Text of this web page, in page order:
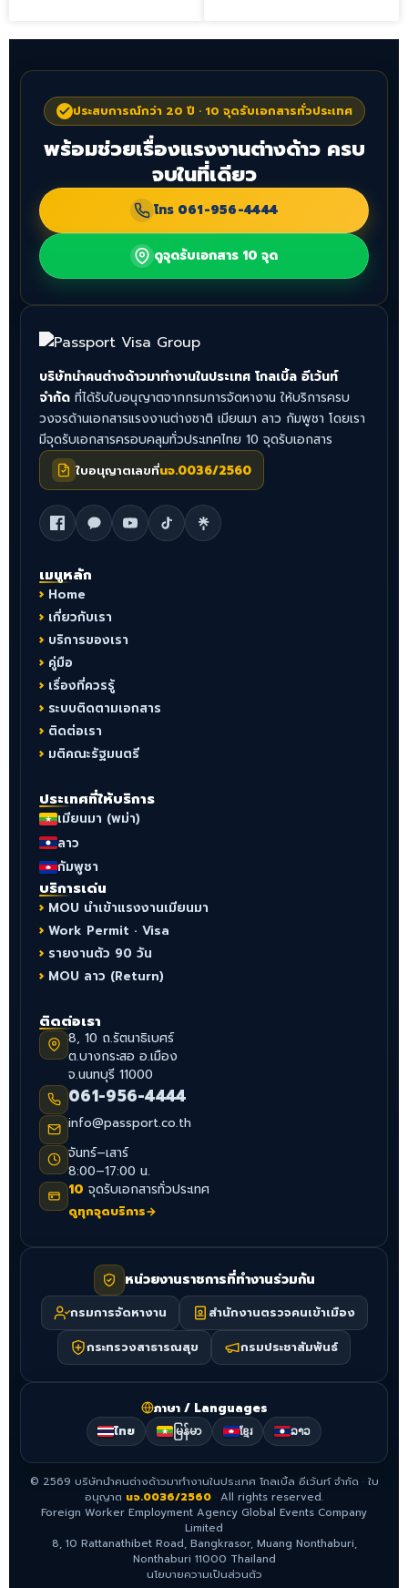
ประสบการณ์กว่า 20 ปี · 10 จุดรับเอกสารทั่วประเทศ
พร้อมช่วยเรื่องแรงงานต่างด้าว ครบ
จบในที่เดียว
โทร 061-956-4444
ดูจุดรับเอกสาร 10 จุด
บริษัทนำคนต่างด้าวมาทำงานในประเทศ โกลเบิ้ล อีเว้นท์
จำกัด ที่ได้รับใบอนุญาตจากกรมการจัดหางาน ให้บริการครบ
วงจรด้านเอกสารแรงงานต่างชาติ เมียนมา ลาว กัมพูชา โดยเรา
มีจุดรับเอกสารครอบคลุมทั่วประเทศไทย 10 จุดรับเอกสาร
ใบอนุญาตเลขที่นจ.0036/2560
เมนูหลัก
Home
เกี่ยวกับเรา
บริการของเรา
คู่มือ
เรื่องที่ควรรู้
ระบบติดตามเอกสาร
ติดต่อเรา
มติคณะรัฐมนตรี
ประเทศที่ให้บริการ
เมียนมา (พม่า)
ลาว
กัมพูชา
บริการเด่น
MOU นำเข้าแรงงานเมียนมา
Work Permit · Visa
รายงานตัว 90 วัน
MOU ลาว (Return)
ติดต่อเรา
8, 10 ถ.รัตนาธิเบศร์
ต.บางกระสอ อ.เมือง
จ.นนทบุรี 11000
061-956-4444
info@passport.co.th
จันทร์–เสาร์
8:00–17:00 น.
10 จุดรับเอกสารทั่วประเทศ
ดูทุกจุดบริการ→
หน่วยงานราชการที่ทำงานร่วมกัน
กรมการจัดหางาน
สำนักงานตรวจคนเข้าเมือง
กระทรวงสาธารณสุข
กรมประชาสัมพันธ์
ภาษา / Languages
ไทย မြန်မာ ខ្មែរ ລາວ
© 2569 บริษัทนำคนต่างด้าวมาทำงานในประเทศ โกลเบิ้ล อีเว้นท์ จำกัด ·ใบ
อนุญาต นจ.0036/2560 · All rights reserved.
Foreign Worker Employment Agency Global Events Company
Limited
8, 10 Rattanathibet Road, Bangkrasor, Muang Nonthaburi,
Nonthaburi 11000 Thailand
นโยบายความเป็นส่วนตัว